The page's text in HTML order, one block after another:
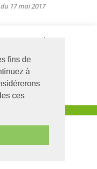
fins de
à
ces
17 mai 2017
IME Bordage
2 rue des
49300
02 41 49 17 17
Angers